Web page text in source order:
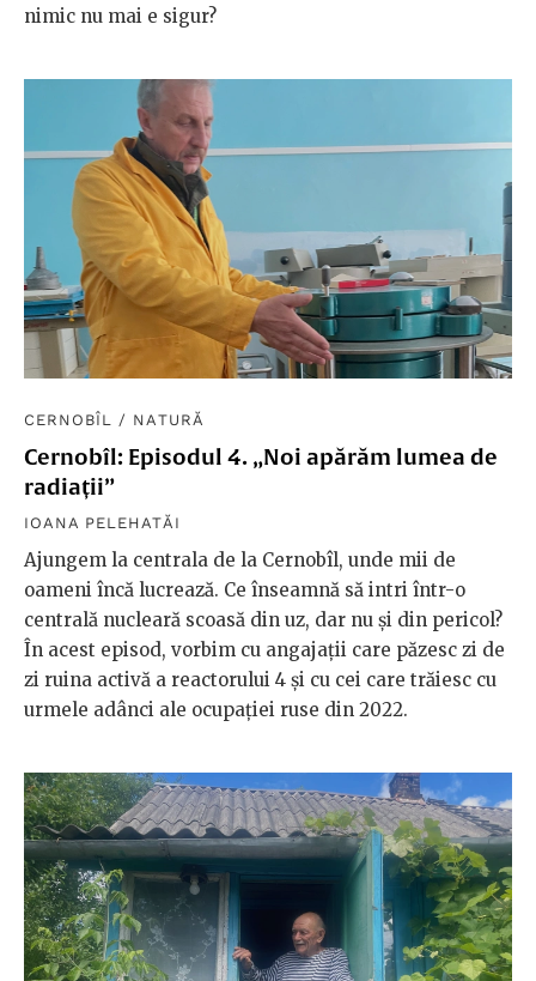
nimic nu mai e sigur?
CERNOBÎL / NATURĂ
Cernobîl: Episodul 4. „Noi apărăm lumea de
radiații”
IOANA PELEHATĂI
Ajungem la centrala de la Cernobîl, unde mii de
oameni încă lucrează. Ce înseamnă să intri într-o
centrală nucleară scoasă din uz, dar nu și din pericol?
În acest episod, vorbim cu angajații care păzesc zi de
zi ruina activă a reactorului 4 și cu cei care trăiesc cu
urmele adânci ale ocupației ruse din 2022.